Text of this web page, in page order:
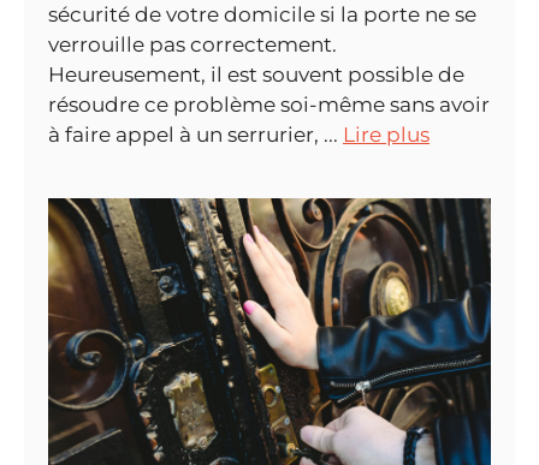
sécurité de votre domicile si la porte ne se
verrouille pas correctement.
Heureusement, il est souvent possible de
résoudre ce problème soi-même sans avoir
à faire appel à un serrurier, ... Lire plus